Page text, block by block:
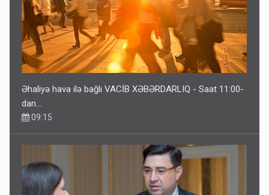
dan…
09:15
ŞOK! David Seliverstov ölkədən qaçdı